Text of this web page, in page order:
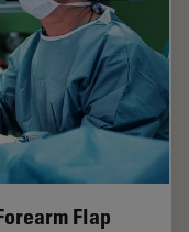
Flap